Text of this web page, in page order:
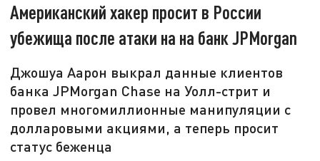
Американский хакер просит в России
убежища после атаки на на банк JPMorgan
Джошуа Аарон выкрал данные клиентов
банка JPMorgan Chase на Уолл-стрит и
провел многомиллионные манипуляции с
долларовыми акциями, а теперь просит
статус беженца